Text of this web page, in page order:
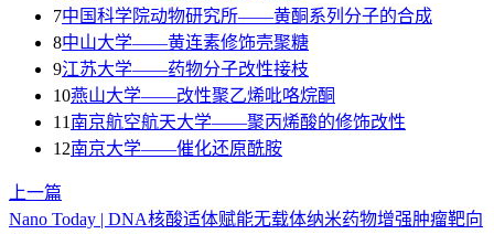
7中国科学院动物研究所——黄酮系列分子的合成
8中山大学——黄连素修饰壳聚糖
9江苏大学——药物分子改性接枝
10燕山大学——改性聚乙烯吡咯烷酮
11 南京航空航天大学——聚丙烯酸的修饰改性
12南京大学——催化还原酰胺
上一篇
Nano Today | DNA核酸适体赋能无载体纳米药物增强肿瘤靶向